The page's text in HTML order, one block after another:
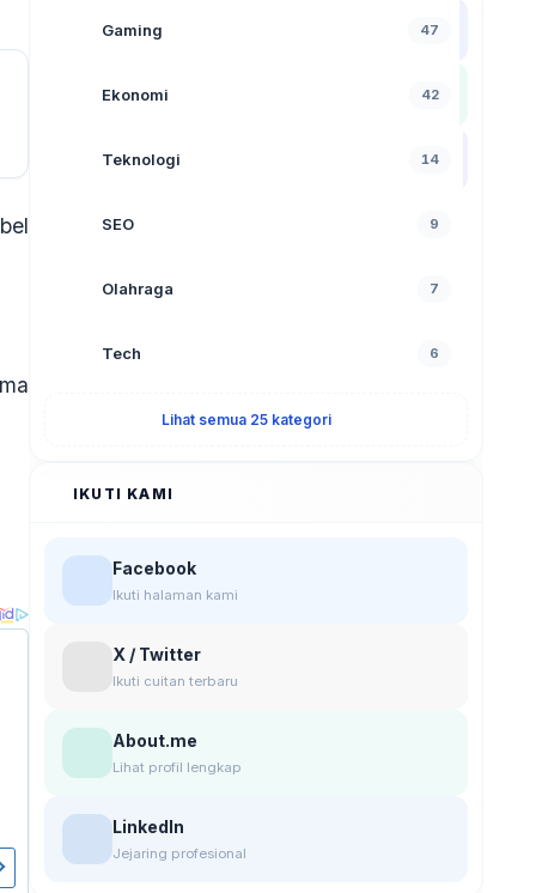
Gaming 47
Ekonomi 42
Teknologi 14
SEO 9
Olahraga 7
Tech 6
Lihat semua 25 kategori
IKUTI KAMI
Facebook
Ikuti halaman kami
X / Twitter
Ikuti cuitan terbaru
About.me
Lihat profil lengkap
LinkedIn
Jejaring profesional